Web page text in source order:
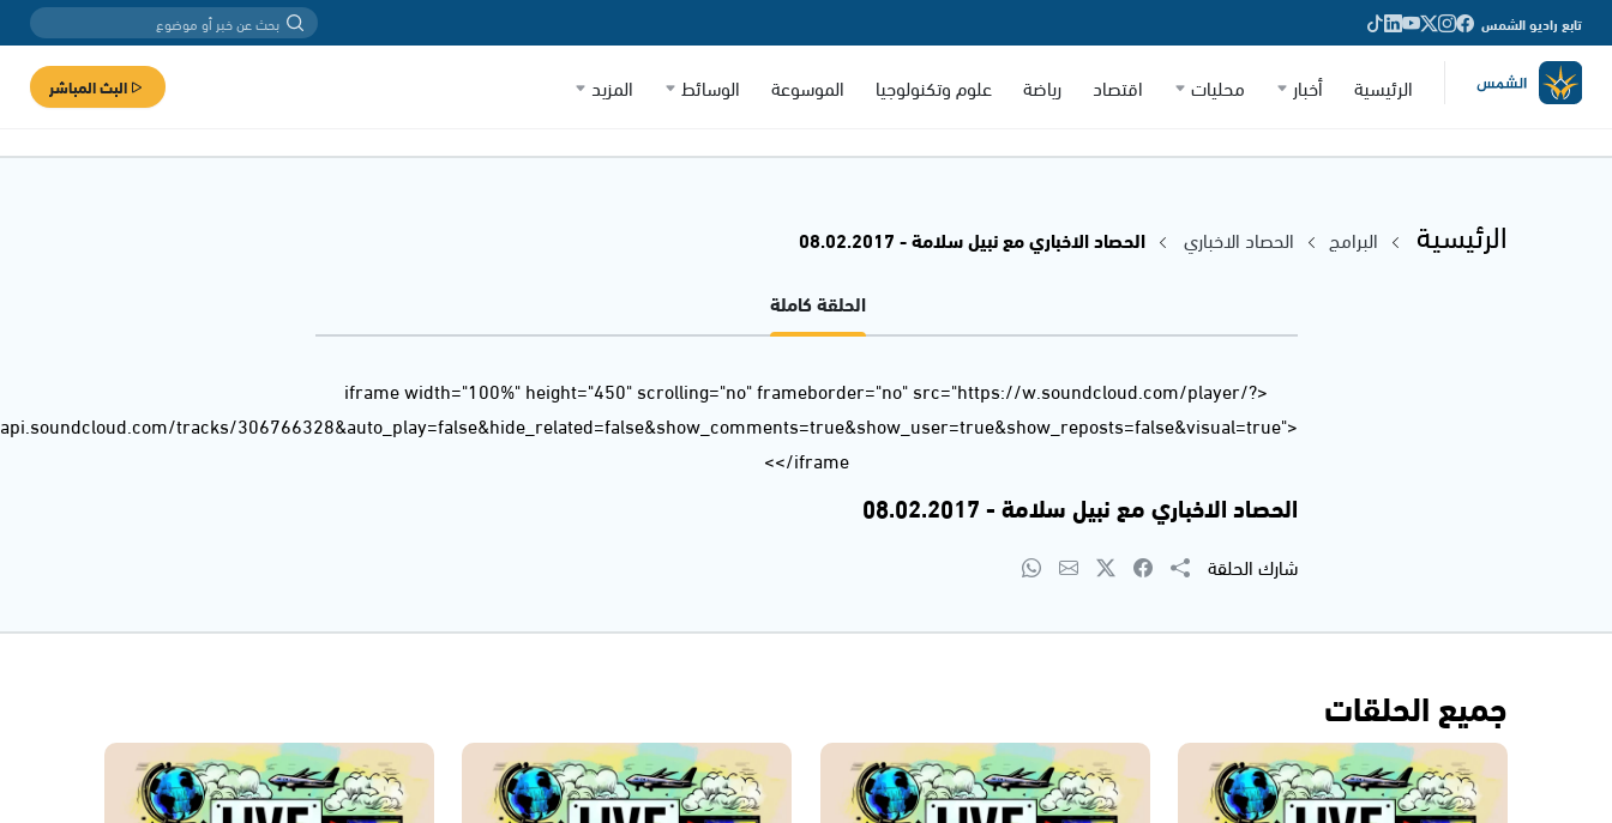
تابع راديو الشمس
الرئيسية أخبار محليات اقتصاد رياضة علوم وتكنولوجيا الموسوعة الوسائط المزيد البث المباشر
الرئيسية البرامج الحصاد الاخباري
الحصاد الاخباري مع نبيل سلامة - 08.02.2017
الحلقة كاملة
<iframe width="100%" height="450" scrolling="no" frameborder="no" src="https://w.soundcloud.com/player/?
tracks/306766328&auto_play=false&hide_related=false&show_comments=true&show_user=true&show_reposts=false&visual=true">
</iframe>
الحصاد الاخباري مع نبيل سلامة - 08.02.2017
شارك الحلقة
جميع الحلقات